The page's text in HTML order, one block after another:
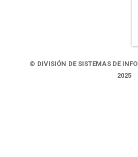
© DIVISIÓN DE SISTEMAS DE
2025